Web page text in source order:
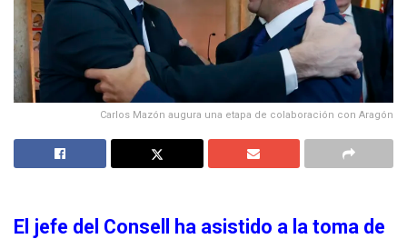
Carlos Mazón augura una etapa de colaboración con Aragón
El jefe del Consell ha asistido a la toma de